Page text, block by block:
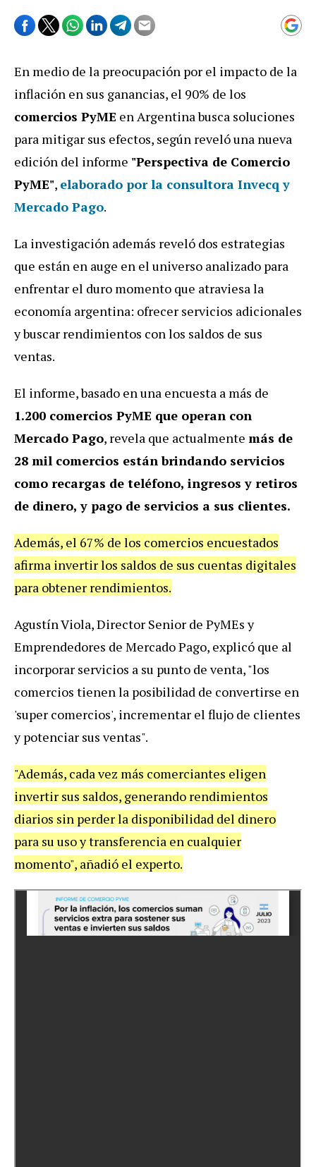
En medio de la preocupación por el impacto de la
inflación en sus ganancias, el 90% de los
comercios PyME en Argentina busca soluciones
para mitigar sus efectos, según reveló una nueva
edición del informe "Perspectiva de Comercio
PyME", elaborado por la consultora Invecq y
Mercado Pago.
La investigación además reveló dos estrategias
que están en auge en el universo analizado para
enfrentar el duro momento que atraviesa la
economía argentina: ofrecer servicios adicionales
y buscar rendimientos con los saldos de sus
ventas.
El informe, basado en una encuesta a más de
1.200 comercios PyME que operan con
Mercado Pago, revela que actualmente más de
28 mil comercios están brindando servicios
como recargas de teléfono, ingresos y retiros
de dinero, y pago de servicios a sus clientes.
Además, el 67% de los comercios encuestados
afirma invertir los saldos de sus cuentas digitales
para obtener rendimientos.
Agustín Viola, Director Senior de PyMEs y
Emprendedores de Mercado Pago, explicó que al
incorporar servicios a su punto de venta, "los
comercios tienen la posibilidad de convertirse en
'super comercios', incrementar el flujo de clientes
y potenciar sus ventas".
"Además, cada vez más comerciantes eligen
invertir sus saldos, generando rendimientos
diarios sin perder la disponibilidad del dinero
para su uso y transferencia en cualquier
momento", añadió el experto.